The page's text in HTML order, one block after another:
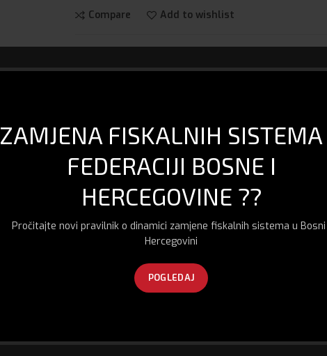
ZAMJENA FISKALNIH
FEDERACIJI BOSNE I
HERCEGOVINE ??
Pročitajte novi pravilnik o dinamici zamjene fiskalnih sistema u
Hercegovini
POGLEDAJ
Compare Add to wishlist